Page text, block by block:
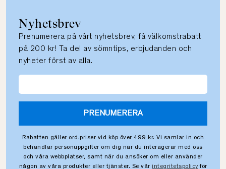
Nyhetsbrev
Prenumerera på vårt nyhetsbrev, få välkomstrabatt
på 200 kr! Ta del av sömntips, erbjudanden och
nyheter först av alla.
PRENUMERERA
Rabatten gäller ord.priser vid köp över 499 kr. Vi samlar in och
behandlar personuppgifter om dig när du interagerar med oss
och våra webbplatser, samt när du ansöker om eller använder
någon av våra produkter eller tjänster. Se vår integritetspolicy för